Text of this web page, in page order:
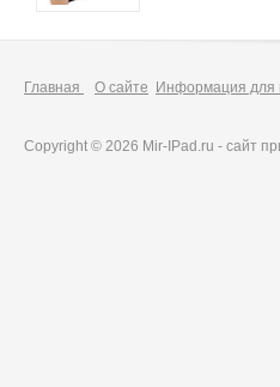
Главная О сайте Информация для
Copyright © 2026 Mir-IPad.ru - сайт